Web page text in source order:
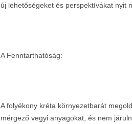
új lehetőségeket és perspektívákat nyit
A Fenntarthatóság:
A folyékony kréta környezetbarát
mérgező vegyi anyagokat, és nem